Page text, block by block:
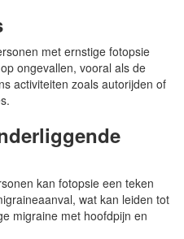
met ernstige fotopsie
ongevallen, vooral als de
activiteiten zoals autorijden of
kan fotopsie een teken
wat kan leiden tot
migraine met hoofdpijn en